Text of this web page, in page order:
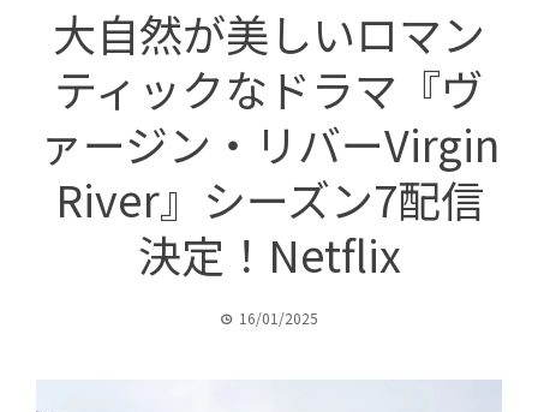
大自然が美しいロマン
ティックなドラマ『ヴ
ァージン・リバーVirgin
River』シーズン7配信
決定！Netflix
16/01/2025